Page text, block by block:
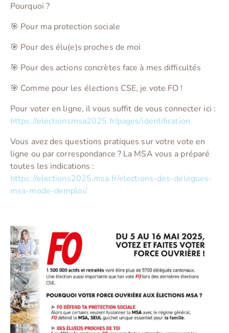
Pourquoi ?
🎯 Pour ma protection sociale
🎯 Pour des élu(e)s proches de moi
🎯 Pour des actions concrètes face à mes difficultés
🎯 Comme pour les élections CSE, je vote FO !
Pour voter en ligne, il vous suffit de vous connecter ici :
https://electionsmsa2025.fr/pages/identification
Vous avez des questions pratiques sur votre vote en
ligne ou par correspondance ? La MSA vous a préparé
toutes les indications :
https://elections2025.msa.fr/elections-des-delegues-
msa-mode-demploi/